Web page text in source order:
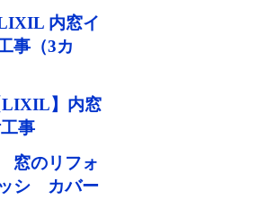
内窓イ
事（3カ
LIXIL】内窓
事
窓のリフォ
シ カバー